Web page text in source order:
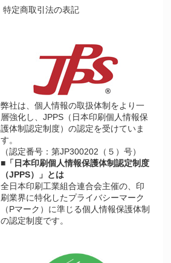
特定商取引法の表記
弊社は、個人情報の取扱体制をより一
層強化し、JPPS（日本印刷個人情報保
護体制認定制度）の認定を受けていま
す。
（認定番号：第JP300202（５）号）
■「日本印刷個人情報保護体制認定制度
（JPPS）」とは
全日本印刷工業組合連合会主催の、印
刷業界に特化したプライバシーマーク
（Pマーク）に準じる個人情報保護体制
の認定制度です。